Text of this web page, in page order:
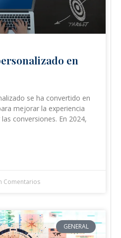
en
se ha convertido en
mejorar la experiencia
conversiones. En 2024,
Comentarios
GENERAL